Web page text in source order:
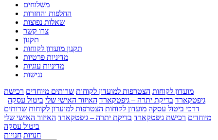
משלוחים
החלפות והחזרות
שאלות נפוצות
צרו קשר
תקנון
תקנון מועדון לקוחות
מדיניות פרטיות
מדיניות עוגיות
נגישות
מועדון לקוחות הצטרפות למועדון לקוחות שרותים מיוחדים רכישת
גיפטקארד בדיקת יתרה – גיפטקארד האיזור האישי שלי ביטול עסקה
דרכי ביטול עסקה מועדון לקוחות הצטרפות למועדון לקוחות שרותים
מיוחדים רכישת גיפטקארד בדיקת יתרה – גיפטקארד האיזור האישי שלי
ביטול עסקה
חנויות חנויות